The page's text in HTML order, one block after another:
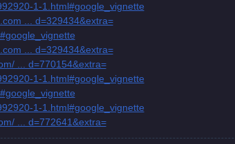
1-1.html#google_vignette
... d=329434&extra=
... d=329434&extra=
... d=770154&extra=
1-1.html#google_vignette
1-1.html#google_vignette
... d=772641&extra=